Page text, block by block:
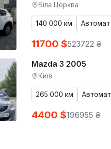
Біла Церква
140 000 км Автомат
11700 $523722 ₴
Mazda 3 2005
Київ
265 000 км Автомат
4400 $196955 ₴